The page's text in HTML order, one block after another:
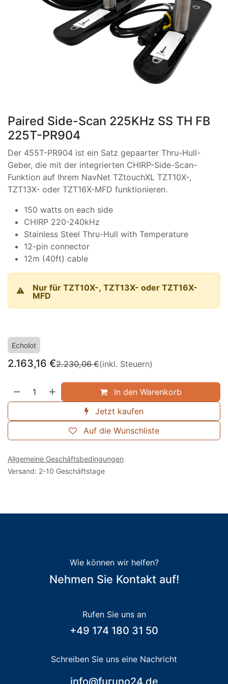
Paired Side-Scan 225KHz SS TH FB
225T-PR904
Der 455T-PR904 ist ein Satz gepaarter Thru-Hull-
Geber, die mit der integrierten CHIRP-Side-Scan-
Funktion auf Ihrem NavNet TZtouchXL TZT10X-,
TZT13X- oder TZT16X-MFD funktionieren.
150 watts on each side
CHIRP 220-240kHz
Stainless Steel Thru-Hull with Temperature
12-pin connector
12m (40ft) cable
⚠️
Nur für TZT10X-, TZT13X- oder TZT16X-
MFD
Echolot
2.163,16 €2.230,06€(inkl. Steuern)
In den Warenkorb
Jetzt kaufen
Auf die Wunschliste
Allgemeine Geschäftsbedingungen
Versand: 2-10 Geschäftstage
Wie können wir helfen?
Nehmen Sie Kontakt auf!
Rufen Sie uns an
+49 174 180 31 50
Schreiben Sie uns eine Nachricht
info@furuno24.de